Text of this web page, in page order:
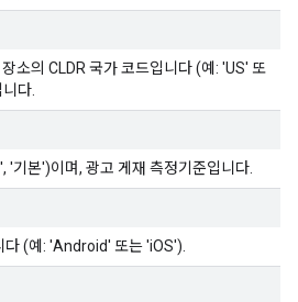
소의 CLDR 국가 코드입니다 (예: 'US' 또
다.
'기본')이며, 광고 게재 측정기준입니다.
다 (예: 'Android' 또는 'iOS').